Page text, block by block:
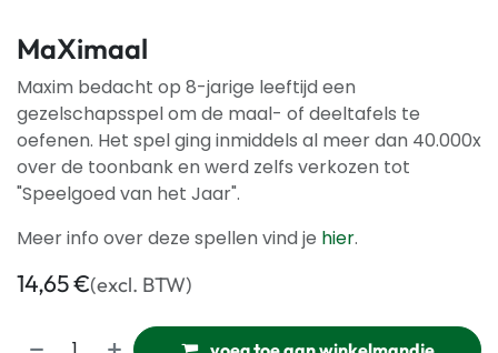
MaXimaal
Maxim bedacht op 8-jarige leeftijd een
gezelschapsspel om de maal- of deeltafels te
oefenen. Het spel ging inmiddels al meer dan 40.000x
over de toonbank en werd zelfs verkozen tot
"Speelgoed van het Jaar".
Meer info over deze spellen vind je hier.
14,65€(excl. BTW)